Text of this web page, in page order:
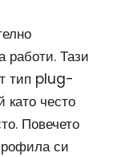
работи. Тази
тип plug-
често
Повечето
си